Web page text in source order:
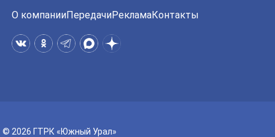
О компанииПередачиРекламаКонтакты
© 2026 ГТРК «Южный Урал»